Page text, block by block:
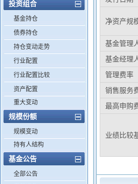
投资组合
基金持仓
债券持仓
持仓变动走势
行业配置
行业配置比较
资产配置
重大变动
规模份额
规模变动
持有人结构
基金公告
全部公告
净资产规
基金管理
基金经理
管理费率
销售服务
最高申购
业绩比较